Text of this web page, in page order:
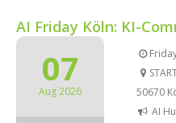
AI Friday Köln: KI-
07
Aug 2026
50670
AI